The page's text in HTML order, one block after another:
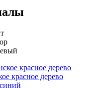
красное дерево